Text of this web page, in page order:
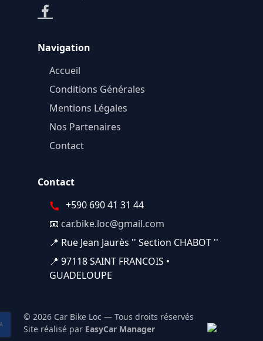
Navigation
Accueil
Conditions Générales
Mentions Légales
Nos Partenaires
Contact
Contact
+590 690 41 31 44
📧 car.bike.loc@gmail.com
📍 Rue Jean Jaurès '' Section CHABOT ''
📍 97118 SAINT FRANCOIS •
GUADELOUPE
© 2026 Car Bike Loc — Tous droits réservés
Site réalisé par EasyCar Manager